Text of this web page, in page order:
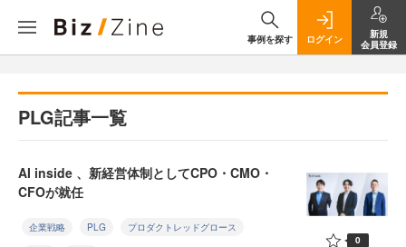
事例を探す ログイン
新規
会員登録
PLG記事一覧
AI inside 、新経営体制としてCPO・CMO・
CFOが就任
企業戦略 PLG プロダクトレッドグロース
0